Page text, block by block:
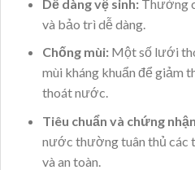
Dễ dàng vệ sinh:Thường
và bảo trì dễ dàng.
Chống mùi:Một số lưới
mùi kháng khuẩn để giảm
thoát nước.
Tiêu chuẩn và chứng
nước thường tuân thủ các
và an toàn.